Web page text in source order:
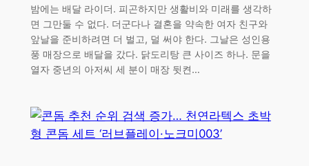
밤에는 배달 라이더. 피곤하지만 생활비와 미래를 생각하
면 그만둘 수 없다. 더군다나 결혼을 약속한 여자 친구와
앞날을 준비하려면 더 벌고, 덜 써야 한다. 그날은 성인용
풍 매장으로 배달을 갔다. 닭도리탕 큰 사이즈 하나. 문을
열자 중년의 아저씨 세 분이 매장 뒷켠…